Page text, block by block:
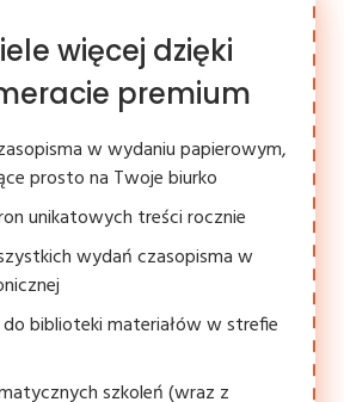
więcej dzięki
premium
w wydaniu papierowym,
prosto na Twoje biurko
unikatowych treści rocznie
wydań czasopisma w
do biblioteki materiałów w strefie
szkoleń (wraz z